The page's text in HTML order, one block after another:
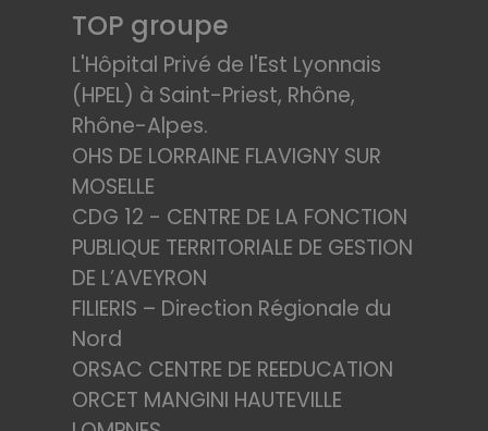
TOP groupe
L'Hôpital Privé de l'Est Lyonnais
(HPEL) à Saint-Priest, Rhône,
Rhône-Alpes.
OHS DE LORRAINE FLAVIGNY SUR
MOSELLE
CDG 12 - CENTRE DE LA FONCTION
PUBLIQUE TERRITORIALE DE GESTION
DE L’AVEYRON
FILIERIS – Direction Régionale du
Nord
ORSAC CENTRE DE REEDUCATION
ORCET MANGINI HAUTEVILLE